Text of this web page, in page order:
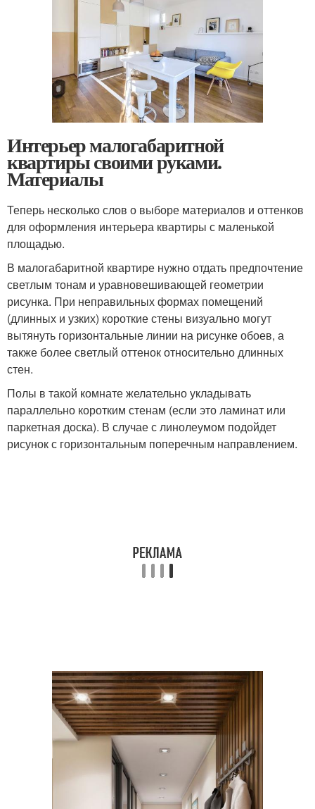
Интерьер малогабаритной
квартиры своими руками.
Материалы
Теперь несколько слов о выборе материалов и оттенков
для оформления интерьера квартиры с маленькой
площадью.
В малогабаритной квартире нужно отдать предпочтение
светлым тонам и уравновешивающей геометрии
рисунка. При неправильных формах помещений
(длинных и узких) короткие стены визуально могут
вытянуть горизонтальные линии на рисунке обоев, а
также более светлый оттенок относительно длинных
стен.
Полы в такой комнате желательно укладывать
параллельно коротким стенам (если это ламинат или
паркетная доска). В случае с линолеумом подойдет
рисунок с горизонтальным поперечным направлением.